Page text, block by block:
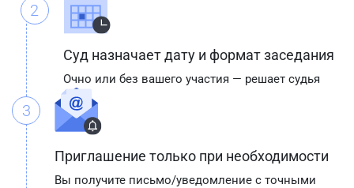
2
Суд назначает дату и формат заседания
Очно или без вашего участия — решает судья
3
Приглашение только при необходимости
Вы получите письмо/уведомление с точными